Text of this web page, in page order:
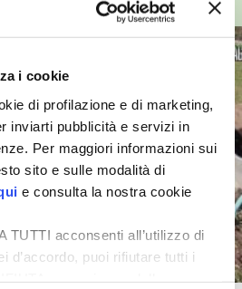
i cookie
di profilazione e di marketing,
inviarti pubblicità e servizi in
Per maggiori informazioni sui
sito e sulle modalità di
e consulta la nostra cookie
TUTTI acconsenti all’utilizzo di
d’accordo, puoi rifiutare tutti i
IN CAMPAGNA